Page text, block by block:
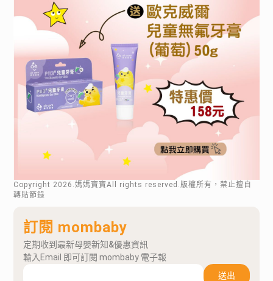
Copyright 2026 .媽媽寶寶All rights reserved.版權所有，禁止擅自
轉貼節錄
訂閱 mombaby
定期收到最新母嬰新知&優惠資訊
輸入Email 即可訂閱 mombaby 電子報
送出